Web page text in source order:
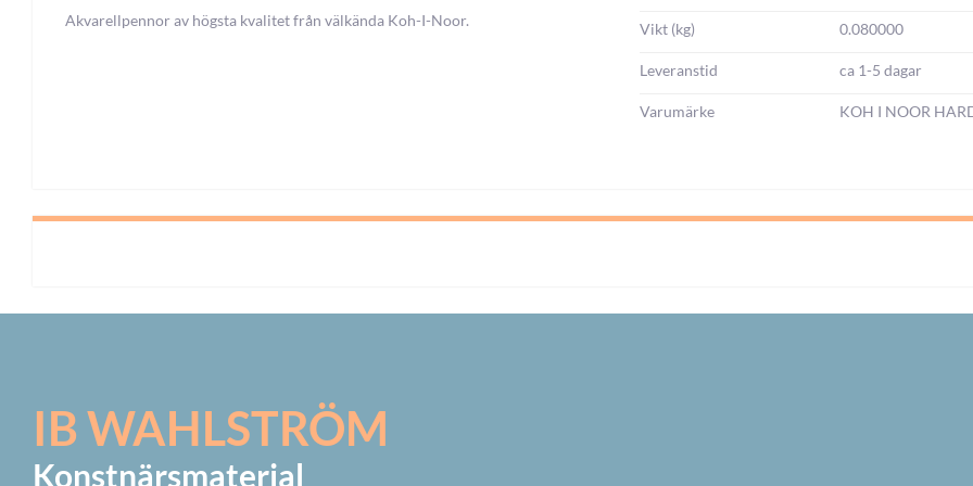
Akvarellpennor av högsta kvalitet från välkända Koh-I-Noor. Vikt (kg) 0.080000
Leveranstid ca 1-5 dagar
Varumärke KOH I NOOR
IB WAHLSTRÖM
Konstnärsmaterial